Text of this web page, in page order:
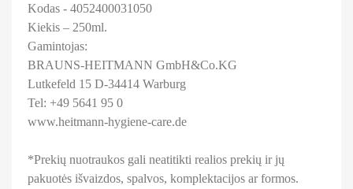
Kodas - 4052400031050
Kiekis – 250ml.
Gamintojas:
BRAUNS-HEITMANN GmbH&Co.KG
Lutkefeld 15 D-34414 Warburg
Tel: +49 5641 95 0
www.heitmann-hygiene-care.de
*Prekių nuotraukos gali neatitikti realios prekių ir jų
pakuotės išvaizdos, spalvos, komplektacijos ar formos.